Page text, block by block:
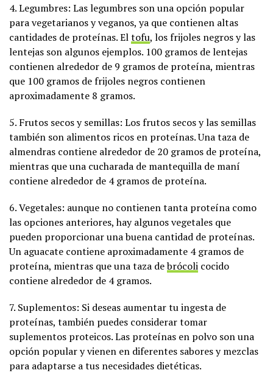
4. Legumbres: Las legumbres son una opción popular
para vegetarianos y veganos, ya que contienen altas
cantidades de proteínas. Eltofu, los frijoles negros y las
lentejas son algunos ejemplos. 100 gramos de lentejas
contienen alrededor de 9 gramos de proteína, mientras
que 100 gramos de frijoles negros contienen
aproximadamente 8 gramos.
5. Frutos secos y semillas: Los frutos secos y las semillas
también son alimentos ricos en proteínas. Una taza de
almendras contiene alrededor de 20 gramos de proteína,
mientras que una cucharada de mantequilla de maní
contiene alrededor de 4 gramos de proteína.
6. Vegetales: aunque no contienen tanta proteína como
las opciones anteriores, hay algunos vegetales que
pueden proporcionar una buena cantidad de proteínas.
Un aguacate contiene aproximadamente 4 gramos de
proteína, mientras que una taza debrócoli cocido
contiene alrededor de 4 gramos.
7. Suplementos: Si deseas aumentar tu ingesta de
proteínas, también puedes considerar tomar
suplementos proteicos. Las proteínas en polvo son una
opción popular y vienen en diferentes sabores y mezclas
para adaptarse a tus necesidades dietéticas.